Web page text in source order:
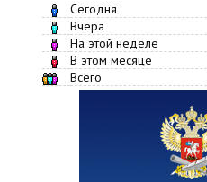
Сегодня
Вчера
На этой неделе
В этом месяце
Всего